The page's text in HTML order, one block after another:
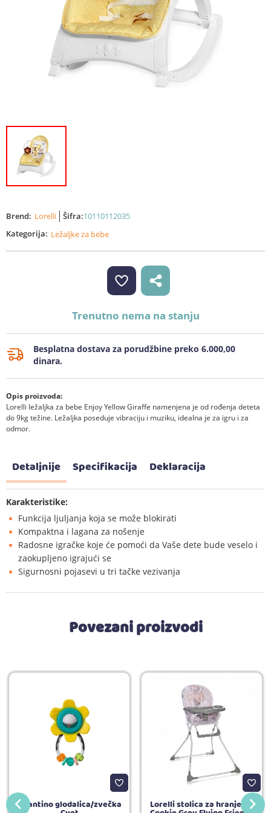
Brend: Lorelli Šifra:10110112035
Kategorija: Ležaljke za bebe
Trenutno nema na stanju
Besplatna dostava za porudžbine preko 6.000,00
dinara.
Opis proizvoda:
Lorelli ležaljka za bebe Enjoy Yellow Giraffe namenjena je od rođenja deteta
do 9kg težine. Ležaljka poseduje vibraciju i muziku, idealna je za igru i za
odmor.
Detaljnije Specifikacija Deklaracija
Karakteristike:
Funkcija ljuljanja koja se može blokirati
Kompaktna i lagana za nošenje
Radosne igračke koje će pomoći da Vaše dete bude veselo i
zaokupljeno igrajući se
Sigurnosni pojasevi u tri tačke vezivanja
Povezani proizvodi
Infantino glodalica/zvečka Lorelli stolica za hranjenje